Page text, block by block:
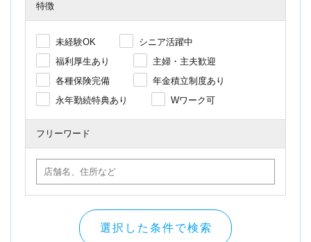
特徴
未経験OK
シニア活躍中
福利厚生あり
主婦・主夫歓迎
各種保険完備
年金積立制度あり
永年勤続特典あり
Wワーク可
フリーワード
選択した条件で検索